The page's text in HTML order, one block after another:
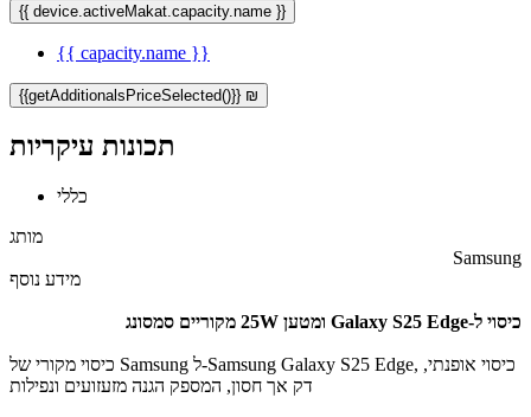
{{ device.activeMakat.capacity.name }}
{{ capacity.name }}
{{getAdditionalsPriceSelected()}} ₪
תכונות עיקריות
כללי
מותג
Samsung
מידע נוסף
כיסוי ל-Galaxy S25 Edge ומטען 25W מקוריים סמסונג
כיסוי מקורי של Samsung ל-Samsung Galaxy S25 Edge, כיסוי אופנתי,
דק אך חסון, המספק הגנה מזעזועים ונפילות